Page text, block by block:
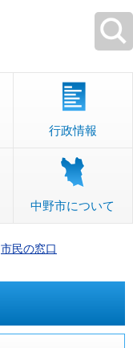
行政情報
中野市について
市民の窓口